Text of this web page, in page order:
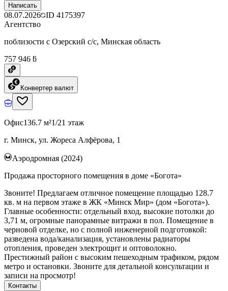
Написать
08.07.2026 ID 4175397
Агентство
поблизости с Озерский с/с, Минская область
757 946 ƃ
Конвертер валют
Офис136.7 м²1/21 этаж
г. Минск, ул. Жореса Алфёрова, 1
Аэродромная (2024)
Продажа просторного помещения в доме «Богота»
Звоните! Предлагаем отличное помещение площадью 128.7
кв. м на первом этаже в ЖК «Минск Мир» (дом «Богота»).
Главные особенности: отдельный вход, высокие потолки до
3,71 м, огромные панорамные витражи в пол. Помещение в
черновой отделке, но с полной инженерной подготовкой:
разведена вода/канализация, установлены радиаторы
отопления, проведен электрощит и оптоволокно.
Престижный район с высоким пешеходным трафиком, рядом
метро и остановки. Звоните для детальной консультации и
записи на просмотр!
Контакты